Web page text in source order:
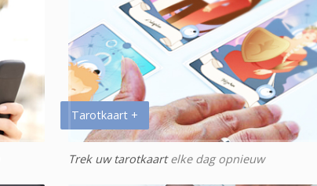
Tarotkaart +
Trek uw tarotkaartelke dag opnieuw